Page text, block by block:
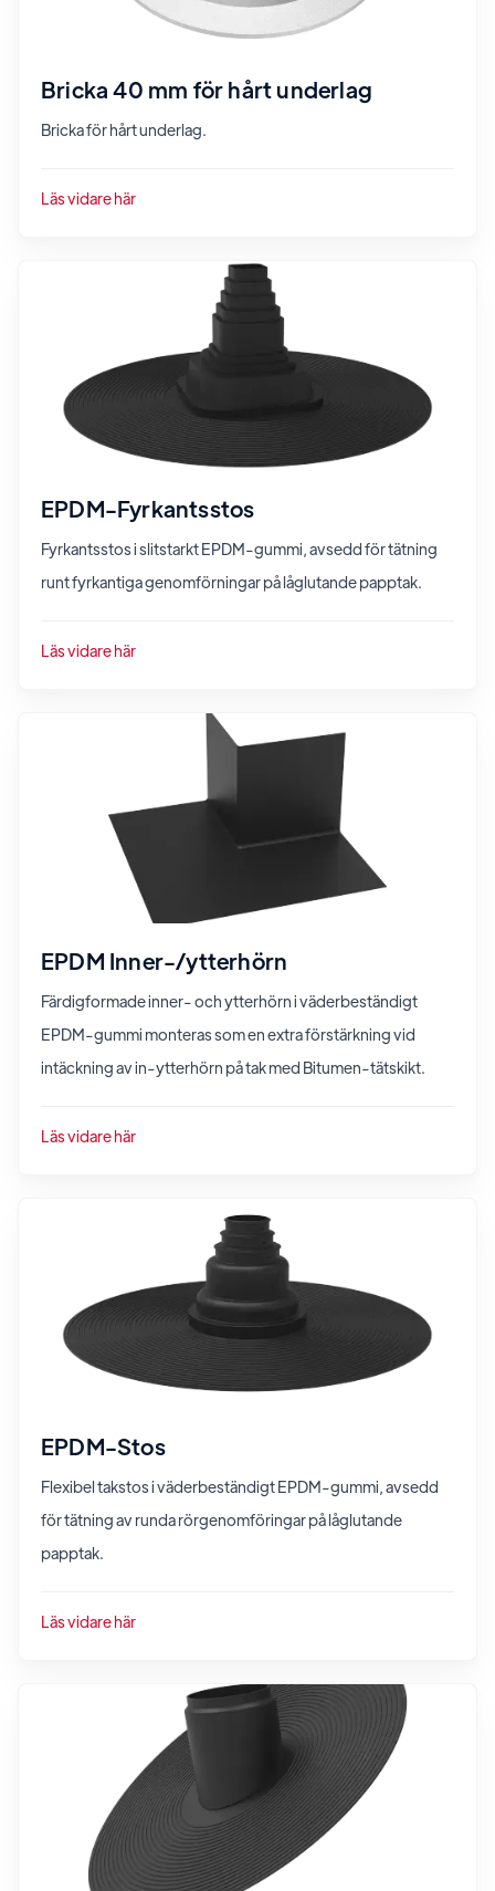
Bricka 40 mm för hårt underlag
Bricka för hårt underlag.
Läs vidare här
EPDM-Fyrkantsstos
Fyrkantsstos i slitstarkt EPDM-gummi, avsedd för tätning
runt fyrkantiga genomförningar på låglutande papptak.
Läs vidare här
EPDM Inner-/ytterhörn
Färdigformade inner- och ytterhörn i väderbeständigt
EPDM-gummi monteras som en extra förstärkning vid
intäckning av in-ytterhörn på tak med Bitumen-tätskikt.
Läs vidare här
EPDM-Stos
Flexibel takstos i väderbeständigt EPDM-gummi, avsedd
för tätning av runda rörgenomföringar på låglutande
papptak.
Läs vidare här